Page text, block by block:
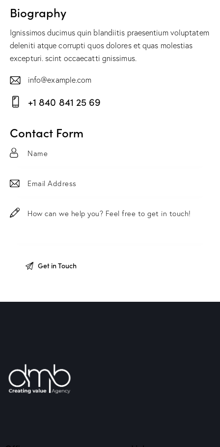
Biography
Ignissimos ducimus quin blandiitis praesentium voluptatem
deleniti atque corrupti quos dolores et quas molestias
excepturi. scint occaecatti gnissimus.
E-
m
info@example.com
on
e:
+1 840 841 25 69
Contact Form